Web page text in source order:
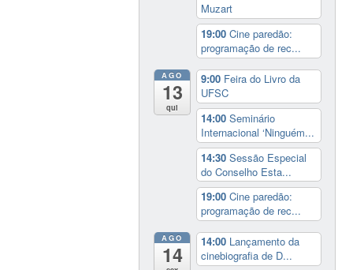
Muzart
19:00Cine paredão:
programação de rec...
AGO
13
qui
9:00 Feira do Livro da
UFSC
14:00Seminário
Internacional ‘Ninguém...
14:30Sessão Especial
do Conselho Esta...
19:00Cine paredão:
programação de rec...
AGO
14
14:00 Lançamento da
cinebiografia de D...